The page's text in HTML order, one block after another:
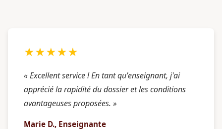
★★★★★
« Excellent service ! En tant qu'enseignant, j'ai
apprécié la rapidité du dossier et les conditions
avantageuses proposées. »
Marie D., Enseignante